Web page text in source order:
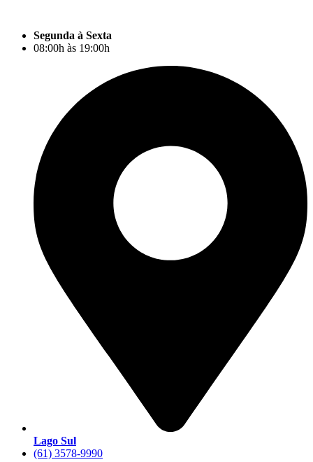
conteúdo
Segunda à Sexta
08:00h às 19:00h
Lago Sul
(61) 3578-9990